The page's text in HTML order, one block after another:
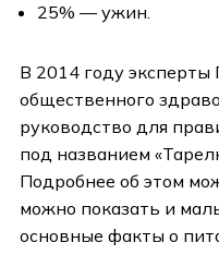
25% — ужин.
В 2014 году
общественного
руководство для
под названием
Подробнее об этом
можно показать и
основные факты о